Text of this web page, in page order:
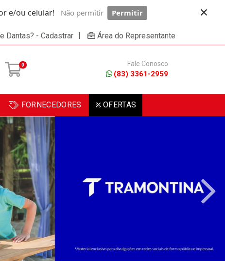
e/ou celular! Não permitir Permitir ×
Dantas? - Cadastrar | Área do Representante
0 Fale Conosco
(83) 3361-2959
FORNECEDORES OFERTAS